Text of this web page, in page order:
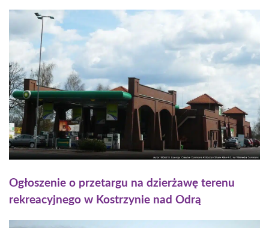
Ogłoszenie o przetargu na dzierżawę terenu
rekreacyjnego w Kostrzynie nad Odrą